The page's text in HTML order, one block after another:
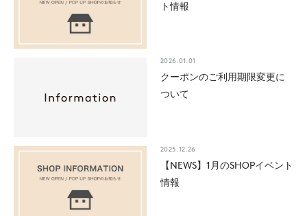
ト情報
2026.01.01
クーポンのご利用期限変更に
ついて
2025.12.26
【NEWS】1月のSHOPイベント
情報